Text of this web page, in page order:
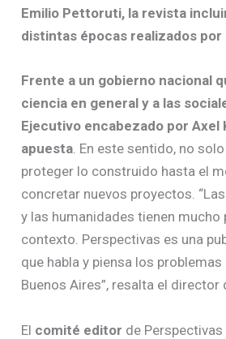
Emilio Pettoruti, la revista
distintas épocas realizados
Frente a un gobierno nacional
ciencia en general y a las
Ejecutivo encabezado por Axel
apuesta. En este sentido, no
proteger lo construido hasta el
concretar nuevos proyectos.
y las humanidades tienen mucho
contexto. Perspectivas es una
que habla y piensa los
Buenos Aires”, resalta el director
El comité editor de